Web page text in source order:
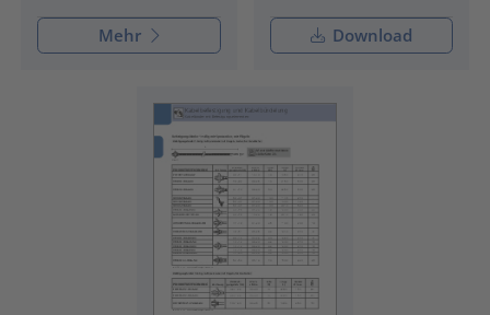
Mehr Download